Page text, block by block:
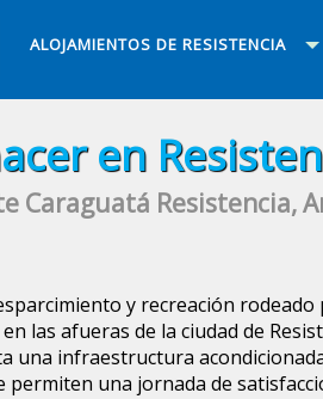
ALOJAMIENTOS DE RESISTENCIA
en
Caraguatá Resistencia,
y recreación
las afueras de la ciudad de
una infraestructura
permiten una jornada de